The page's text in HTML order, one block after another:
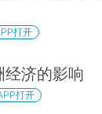
打开
经济的影响
打开